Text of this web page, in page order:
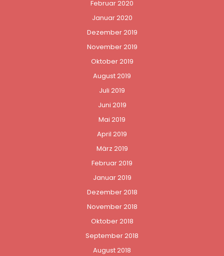
Februar 2020
Januar 2020
Dezember 2019
November 2019
Oktober 2019
August 2019
Juli 2019
Juni 2019
Mai 2019
April 2019
März 2019
Februar 2019
Januar 2019
Dezember 2018
November 2018
Oktober 2018
September 2018
August 2018